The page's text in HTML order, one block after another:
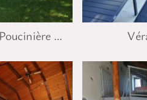
Gîte de la Poucinière côté sud-ouest